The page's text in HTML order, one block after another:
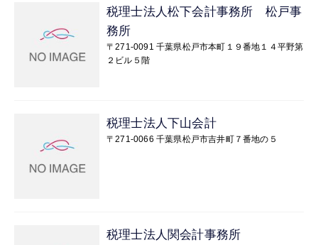
税理士法人松下会計事務所 松戸事
務所
〒271-0091 千葉県松戸市本町１９番地１４平野第
２ビル５階
税理士法人下山会計
〒271-0066 千葉県松戸市吉井町７番地の５
税理士法人関会計事務所